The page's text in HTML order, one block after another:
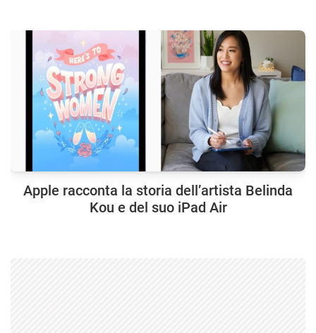
Apple racconta la storia dell’artista Belinda
Kou e del suo iPad Air